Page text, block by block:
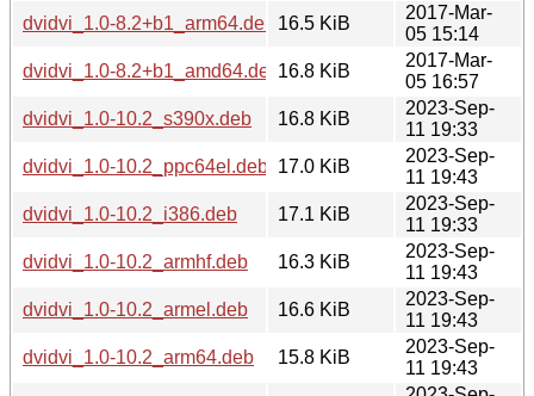
dvidvi_1.0-8.2+b1_arm64.deb
16.5 KiB
2017-Mar-
05 15:14
dvidvi_1.0-8.2+b1_amd64.deb16.8 KiB
2017-Mar-
05 16:57
dvidvi_1.0-10.2_s390x.deb
16.8 KiB
2023-Sep-
11 19:33
dvidvi_1.0-10.2_ppc64el.deb
17.0 KiB
2023-Sep-
11 19:43
dvidvi_1.0-10.2_i386.deb
17.1 KiB
2023-Sep-
11 19:33
dvidvi_1.0-10.2_armhf.deb
16.3 KiB
2023-Sep-
11 19:43
dvidvi_1.0-10.2_armel.deb
16.6 KiB
2023-Sep-
11 19:43
dvidvi_1.0-10.2_arm64.deb
15.8 KiB
2023-Sep-
11 19:43